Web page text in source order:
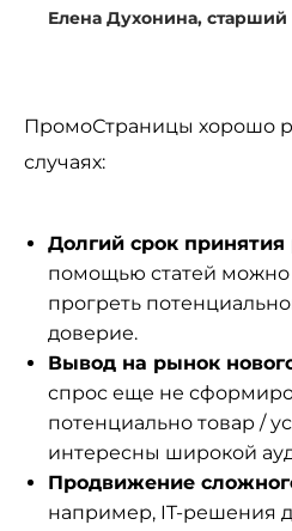
Елена Духонина, старший
ПромоСтраницы хорошо
случаях:
Долгий срок
помощью статей можно
прогреть
доверие.
Вывод на рынок
спрос еще не
потенциально товар /
интересны широкой
Продвижение
например, IT-решения